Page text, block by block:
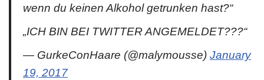
wenn du keinen Alkohol getrunken hast?“
„ICH BIN BEI TWITTER ANGEMELDET???“
— GurkeConHaare (@malymousse) January
19, 2017